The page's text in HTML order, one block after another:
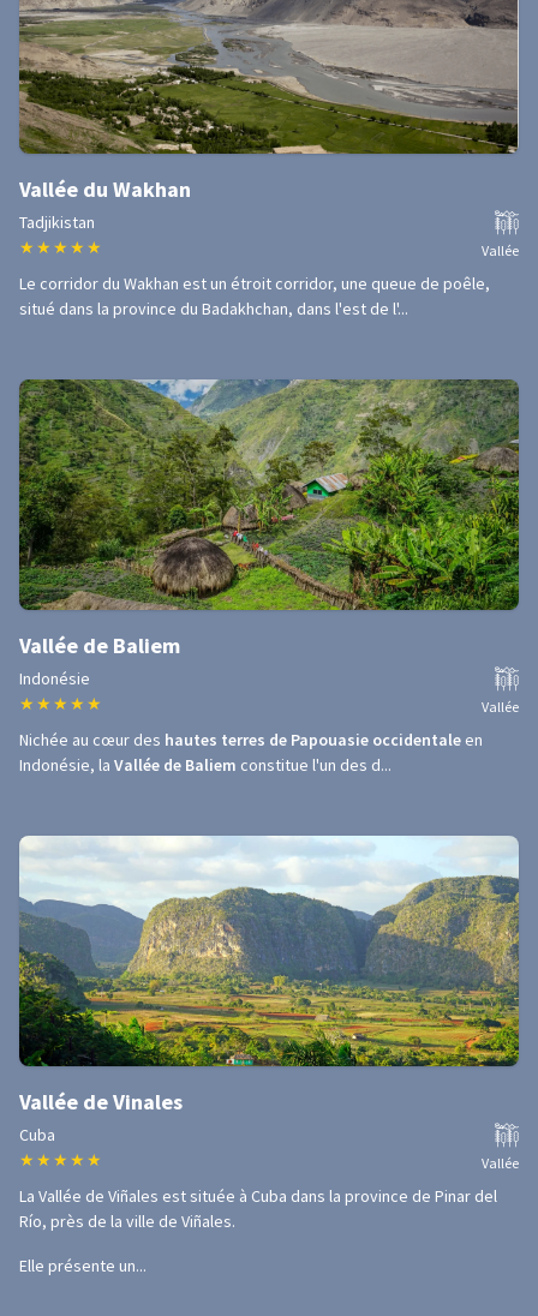
Vallée du Wakhan
Tadjikistan
★ ★ ★ ★ ★ Vallée
Le corridor du Wakhan est un étroit corridor, une queue de poêle,
situé dans la province du Badakhchan, dans l'est de l'...
Vallée de Baliem
Indonésie
★ ★ ★ ★ ★ Vallée
Nichée au cœur des hautes terres de Papouasie occidentale en
Indonésie, la Vallée de Baliem constitue l'un des d...
Vallée de Vinales
Cuba
★ ★ ★ ★ ★ Vallée
La Vallée de Viñales est située à Cuba dans la province de Pinar del
Río, près de la ville de Viñales.
Elle présente un...